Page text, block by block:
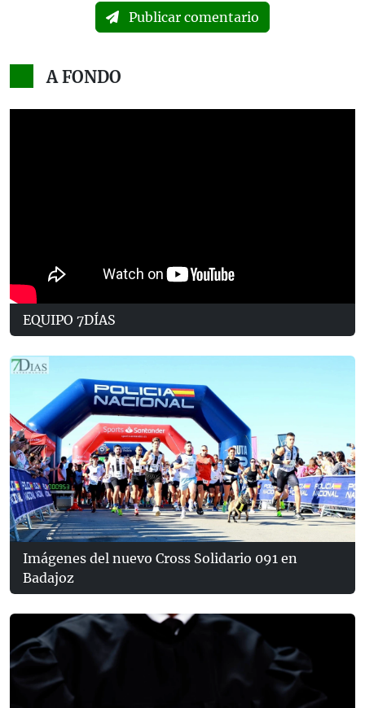
Publicar comentario
A FONDO
EQUIPO 7DÍAS
Imágenes del nuevo Cross Solidario 091 en
Badajoz